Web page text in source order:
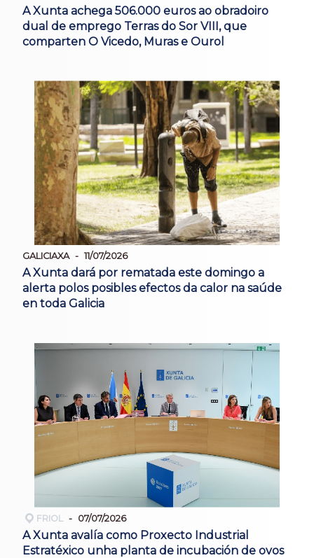
A Xunta achega 506.000 euros ao obradoiro
dual de emprego Terras do Sor VIII, que
comparten O Vicedo, Muras e Ourol
GALICIAXA 11/07/2026
A Xunta dará por rematada este domingo a
alerta polos posibles efectos da calor na saúde
en toda Galicia
FRIOL 07/07/2026
A Xunta avalía como Proxecto Industrial
Estratéxico unha planta de incubación de ovos